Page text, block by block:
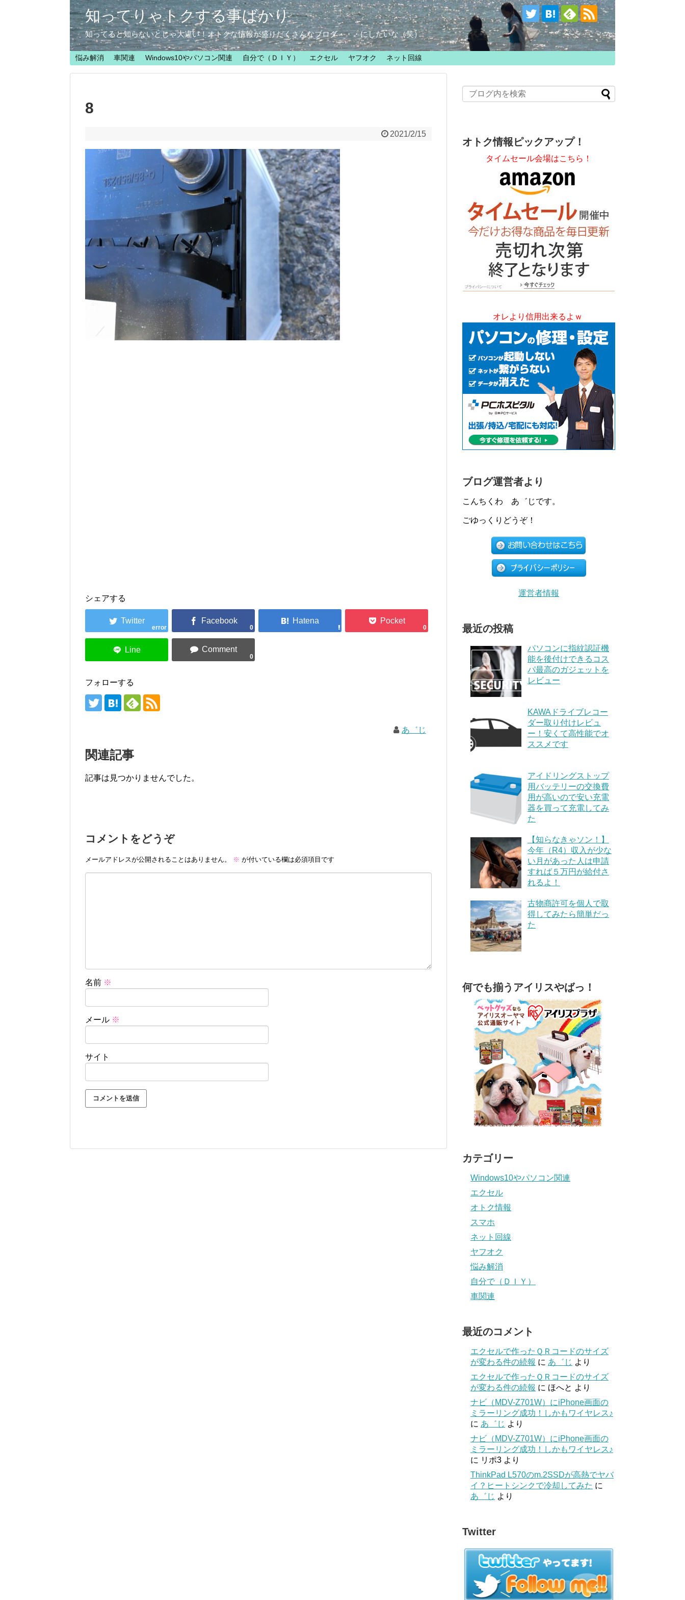
知ってりゃトクする事ばかり
知ってると知らないとじゃ大違い！オトクな情報が盛りだくさんなブログ・・・にしたいな（笑）
悩み解消 車関連 Windows10やパソコン関連 自分で（ＤＩＹ） エクセル ヤフオク ネット回線
8
2021/2/15
シェアする
error 0 0
0
フォローする
あ゛じ
関連記事
記事は見つかりませんでした。
コメントをどうぞ
メールアドレスが公開されることはありません。 ※ が付いている欄は必須項目です
名前 ※
メール ※
サイト
オトク情報ピックアップ！
タイムセール会場はこちら！
オレより信用出来るよｗ
ブログ運営者より
こんちくわ あ゛じです。
ごゆっくりどうぞ！
運営者情報
最近の投稿
パソコンに指紋認証機
能を後付けできるコス
パ最高のガジェットを
レビュー
KAWAドライブレコー
ダー取り付けレビュ
ー！安くて高性能でオ
ススメです
アイドリングストップ
用バッテリーの交換費
用が高いので安い充電
器を買って充電してみ
た
【知らなきゃソン！】
今年（R4）収入が少な
い月があった人は申請
すれば５万円が給付さ
れるよ！
古物商許可を個人で取
得してみたら簡単だっ
た
何でも揃うアイリスやばっ！
カテゴリー
Windows10やパソコン関連
エクセル
オトク情報
スマホ
ネット回線
ヤフオク
悩み解消
自分で（ＤＩＹ）
車関連
最近のコメント
エクセルで作ったＱＲコードのサイズ
が変わる件の続報 に あ゛じ より
エクセルで作ったＱＲコードのサイズ
が変わる件の続報 に ほへと より
ナビ（MDV-Z701W）にiPhone画面の
ミラーリング成功！しかもワイヤレス♪
に あ゛じ より
ナビ（MDV-Z701W）にiPhone画面の
ミラーリング成功！しかもワイヤレス♪
に リポ3 より
ThinkPad L570のm.2SSDが高熱でヤバ
イ？ヒートシンクで冷却してみた に
あ゛じ より
Twitter